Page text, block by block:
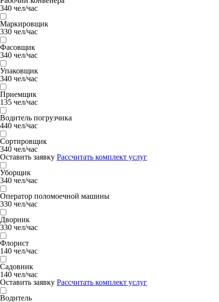
340 чел/час
Маркировщик
330 чел/час
Фасовщик
340 чел/час
Упаковщик
340 чел/час
Приемщик
135 чел/час
Водитель погрузчика
440 чел/час
Сортировщик
340 чел/час
Оставить заявку Рассчитать комплект услуг
Уборщик
340 чел/час
Оператор поломоечной машины
330 чел/час
Дворник
330 чел/час
Флорист
140 чел/час
Садовник
140 чел/час
Оставить заявку Рассчитать комплект услуг
Водитель